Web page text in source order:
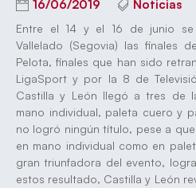
16/06/2019 Noticias
Entre el 14 y el 16 de junio
Vallelado (Segovia) las finales
Pelota, finales que han sido
LigaSport y por la 8 de
Castilla y León llegó a tres de
mano individual, paleta cuero y
no logró ningún título, pese a
en mano individual como en
gran triunfadora del evento,
estos resultado, Castilla y León